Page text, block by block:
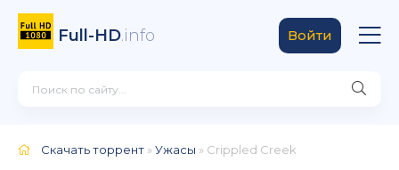
Full-HD.info Войти
Скачать торрент »Ужасы » Crippled Creek